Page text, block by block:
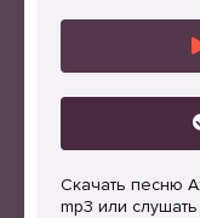
Скачать песню
mp3 или